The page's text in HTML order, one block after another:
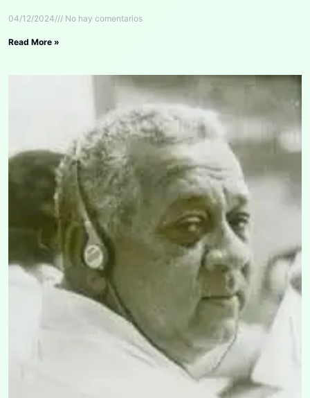
04/12/2024 No hay comentarios
Read More »